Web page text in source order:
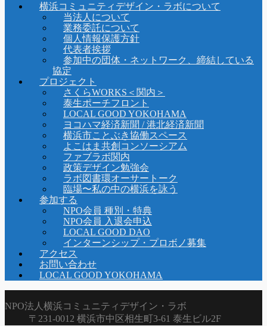
横浜コミュニティデザイン・ラボについて
当法人について
業務委託について
個人情報保護方針
代表者挨拶
参加中の団体・ネットワーク、締結している
協定
プロジェクト
さくらWORKS＜関内＞
泰生ポーチフロント
LOCAL GOOD YOKOHAMA
ヨコハマ経済新聞 / 港北経済新聞
横浜市ことぶき協働スペース
よこはま共創コンソーシアム
ファブラボ関内
政策デザイン勉強会
ラボ図書環オーサートーク
臨場〜私の中の横浜を詠う
参加する
NPO会員 種別・特典
NPO会員 入退会申込
LOCAL GOOD DAO
インターンシップ・プロボノ募集
アクセス
お問い合わせ
LOCAL GOOD YOKOHAMA
NPO法人横浜コミュニティデザイン・ラボ
〒231-0012 横浜市中区相生町3-61 泰生ビル2F